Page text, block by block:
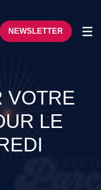
NEWSLETTER
VOTRE
LE